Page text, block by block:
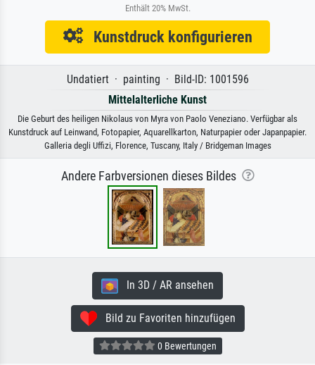
Enthält 20% MwSt.
Kunstdruck konfigurieren
Undatiert · painting · Bild-ID: 1001596
Mittelalterliche Kunst
Die Geburt des heiligen Nikolaus von Myra von Paolo Veneziano. Verfügbar als
Kunstdruck auf Leinwand, Fotopapier, Aquarellkarton, Naturpapier oder Japanpapier.
Galleria degli Uffizi, Florence, Tuscany, Italy / Bridgeman Images
Andere Farbversionen dieses Bildes
In 3D / AR ansehen
Bild zu Favoriten hinzufügen
0 Bewertungen